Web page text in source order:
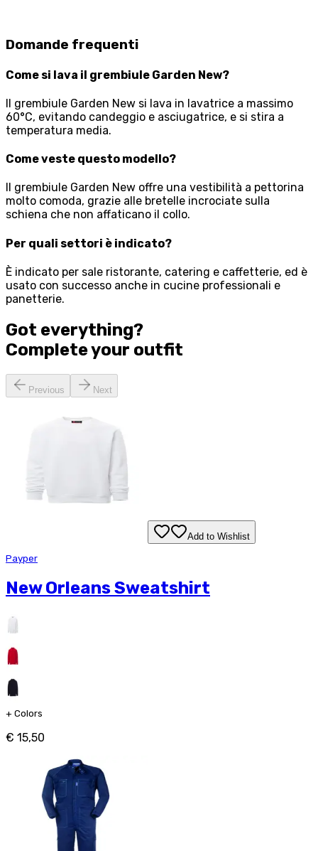
Domande frequenti
Come si lava il grembiule Garden New?
Il grembiule Garden New si lava in lavatrice a massimo
60°C, evitando candeggio e asciugatrice, e si stira a
temperatura media.
Come veste questo modello?
Il grembiule Garden New offre una vestibilità a pettorina
molto comoda, grazie alle bretelle incrociate sulla
schiena che non affaticano il collo.
Per quali settori è indicato?
È indicato per sale ristorante, catering e caffetterie, ed è
usato con successo anche in cucine professionali e
panetterie.
Got everything?
Complete your outfit
Previous Next
Add to Wishlist
Payper
New Orleans Sweatshirt
+ Colors
€ 15,50